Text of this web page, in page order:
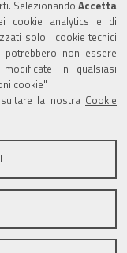
Selezionando Accetta
cookie analytics e di
solo i cookie tecnici
potrebbero non essere
in qualsiasi
cookie".
la nostra Cookie
Analytics Italia)
legali